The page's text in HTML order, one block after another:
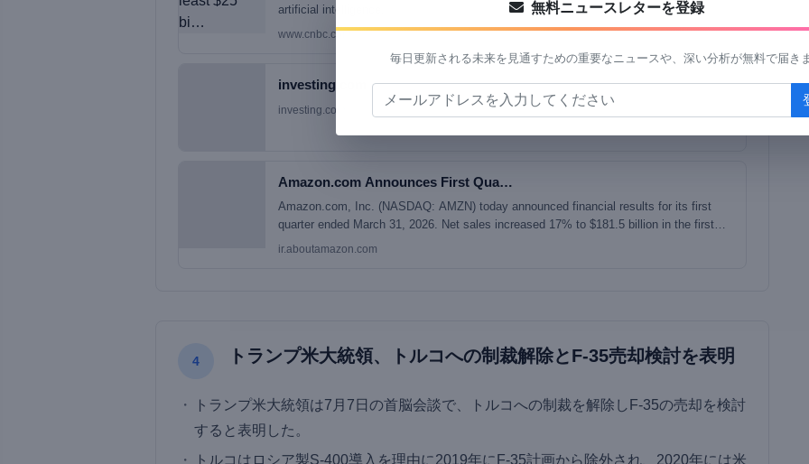
artificial intelligence.
www.cnbc.com
investing.com
investing.com
Amazon.com Announces First Qua…
Amazon.com, Inc. (NASDAQ: AMZN) today announced financial results for its first
quarter ended March 31, 2026. Net sales increased 17% to $181.5 billion in the first
quarter, compared with $155.7 billion in first quarter 2025. Excluding the $2.9 billion
ir.aboutamazon.com
4 トランプ米大統領、トルコへの制裁解除とF-35売却検討を表明
トランプ米大統領は7月7日の首脳会談で、トルコへの制裁を解除しF-35の売却を検討
すると表明した。
トルコはロシア製S-400導入を理由に2019年にF-35計画から除外され、2020年には米
無料ニュースレターを登録
毎日更新される未来を見通すための重要なニュースや、深い分析が無料で届き